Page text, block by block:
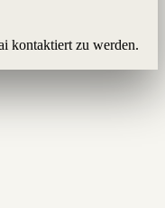
kontaktiert zu werden.